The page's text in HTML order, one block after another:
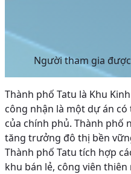
Người tham gia
Thành phố Tatu là Khu
công nhận là một dự án
của chính phủ. Thành
tăng trưởng đô thị bền
Thành phố Tatu tích hợp
khu bán lẻ, công viên